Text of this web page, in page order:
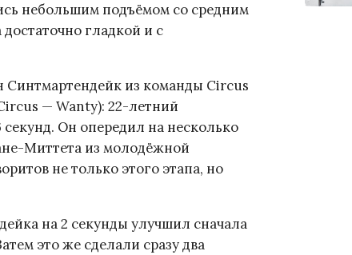
небольшим подъёмом со средним
гладкой и с
Синтмартендейк из команды Circus
— Wanty): 22-летний
Он опередил на несколько
Миттета из молодёжной
не только этого этапа, но
на 2 секунды улучшил сначала
это же сделали сразу два